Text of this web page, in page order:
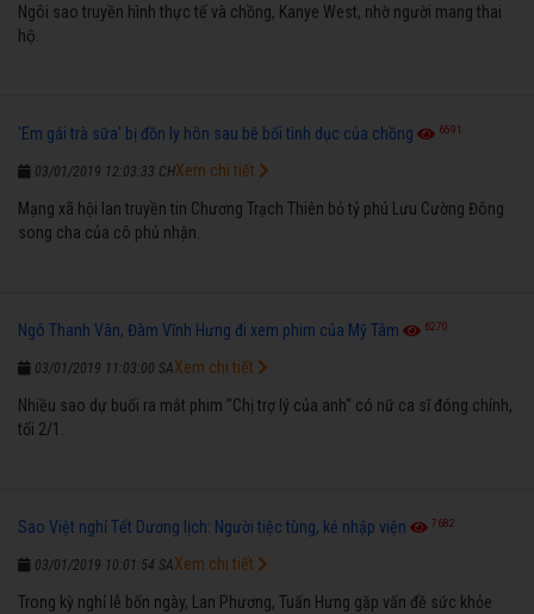
Ngôi sao truyền hình thực tế và chồng, Kanye West, nhờ người mang thai
hộ.
'Em gái trà sữa' bị đồn ly hôn sau bê bối tình dục của chồng 6591
03/01/2019 12:03:33 CH
Mạng xã hội lan truyền tin Chương Trạch Thiên bỏ tỷ phú Lưu Cường Đông
song cha của cô phủ nhận.
Xem chi tiết
Ngô Thanh Vân, Đàm Vĩnh Hưng đi xem phim của Mỹ Tâm 6270
03/01/2019 11:03:00 SA
Nhiều sao dự buổi ra mắt phim "Chị trợ lý của anh" có nữ ca sĩ đóng chính,
tối 2/1.
Xem chi tiết
Sao Việt nghỉ Tết Dương lịch: Người tiệc tùng, kẻ nhập viện 7682
03/01/2019 10:01:54 SA
Trong kỳ nghỉ lễ bốn ngày, Lan Phương, Tuấn Hưng gặp vấn đề sức khỏe
Xem chi tiết